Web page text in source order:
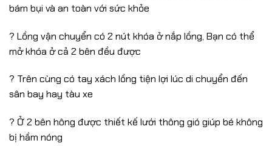
bám bụi và an toàn với sức khỏe
? Lồng vận chuyển có 2 nút khóa ở nắp lồng, Bạn có thể
mở khóa ở cả 2 bên đều được
? Trên cùng có tay xách lồng tiện lợi lúc di chuyển đến
sân bay hay tàu xe
? Ở 2 bên hông được thiết kế lưới thông gió giúp bé không
bị hầm nóng